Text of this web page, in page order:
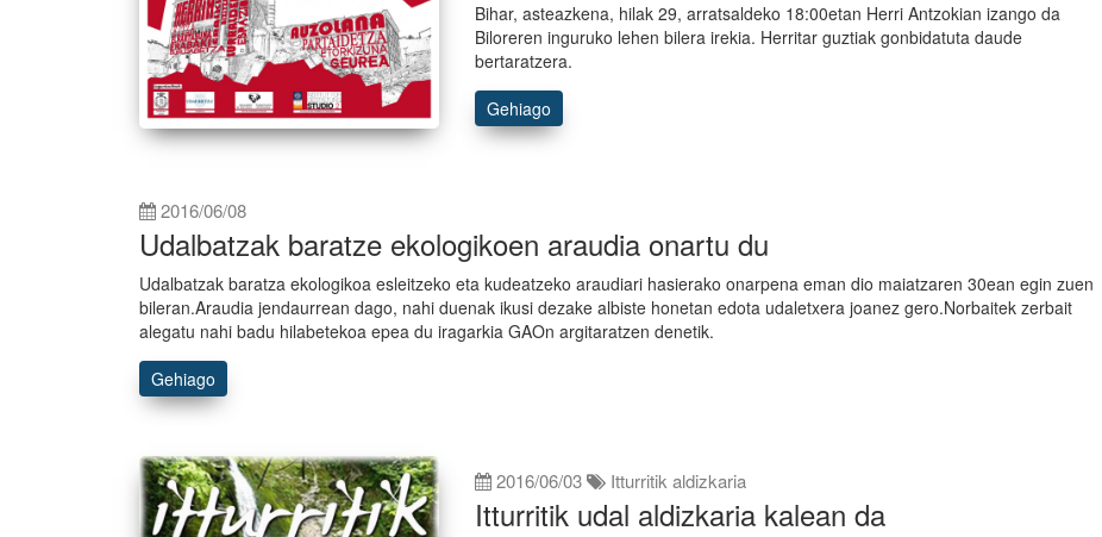
Bihar, asteazkena, hilak 29, arratsaldeko 18:00etan Herri Antzokian izango da
Biloreren inguruko lehen bilera irekia. Herritar guztiak gonbidatuta daude
bertaratzera.
Gehiago
2016/06/08
Udalbatzak baratze ekologikoen araudia onartu du
Udalbatzak baratza ekologikoa esleitzeko eta kudeatzeko araudiari hasierako onarpena eman dio maiatzaren 30ean egin zuen
bileran.Araudia jendaurrean dago, nahi duenak ikusi dezake albiste honetan edota udaletxera joanez gero.Norbaitek zerbait
alegatu nahi badu hilabetekoa epea du iragarkia GAOn argitaratzen denetik.
Gehiago
2016/06/03 Itturritik aldizkaria
Itturritik udal aldizkaria kalean da